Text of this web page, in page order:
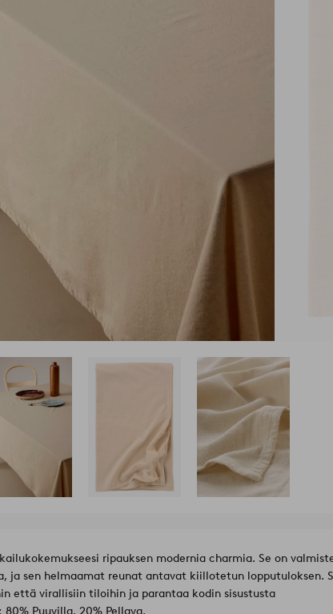
ripauksen modernia charmia. Se on
ja sen helmaamat reunat antavat kiillotetun lopputuloksen.
että virallisiin tiloihin ja parantaa kodin sisustusta
Materiaali: 80% Puuvilla, 20% Pellava.